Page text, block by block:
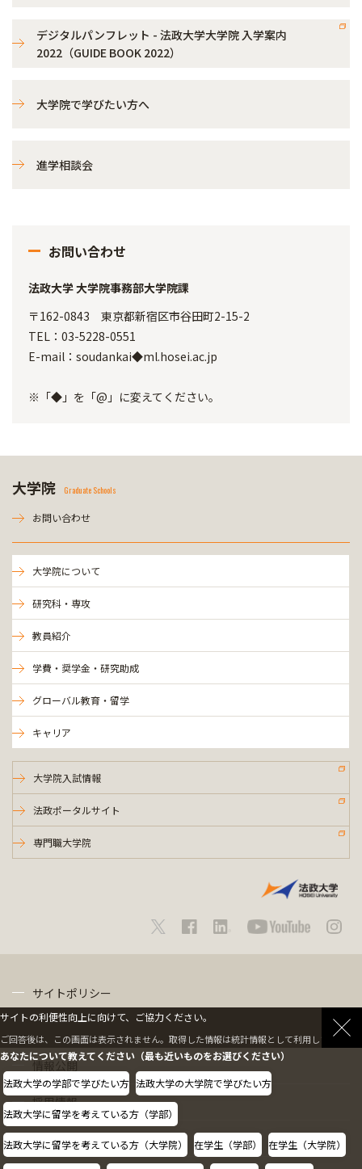
デジタルパンフレット - 法政大学大学院 入学案内
2022（GUIDE BOOK 2022）
大学院で学びたい方へ
進学相談会
お問い合わせ
法政大学 大学院事務部大学院課
〒162-0843 東京都新宿区市谷田町2-15-2
TEL：03-5228-0551
E-mail：soudankai◆ml.hosei.ac.jp
※「◆」を「@」に変えてください。
大学院 Graduate Schools
お問い合わせ
大学院について
研究科・専攻
教員紹介
学費・奨学金・研究助成
グローバル教育・留学
キャリア
大学院入試情報
法政ポータルサイト
専門職大学院
サイトポリシー
情報公開
採用情報
教職員の方へ
サイトの利便性向上に向けて、ご協力ください。
ご回答後は、この画面は表示されません。取得した情報は統計情報として利用します。
あなたについて教えてください（最も近いものをお選びください）
法政大学の学部で学びたい方 法政大学の大学院で学びたい方
法政大学に留学を考えている方（学部）
法政大学に留学を考えている方（大学院） 在学生（学部） 在学生（大学院）